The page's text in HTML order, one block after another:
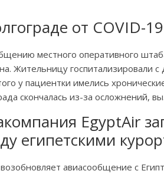
от COVID-
местного оперативного
Жительницу госпитализировали
у пациентки имелись
скончалась из-за осложнений,
EgyptAir
египетскими
авиасообщение с